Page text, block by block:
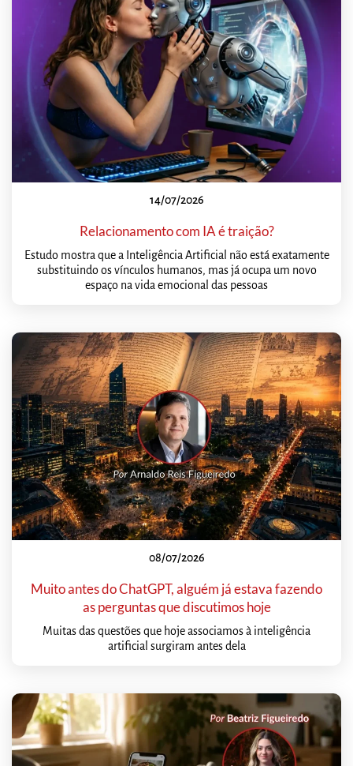
14/07/2026
Relacionamento com IA é traição?
Estudo mostra que a Inteligência Artificial não está exatamente
substituindo os vínculos humanos, mas já ocupa um novo
espaço na vida emocional das pessoas
08/07/2026
Muito antes do ChatGPT, alguém já estava fazendo
as perguntas que discutimos hoje
Muitas das questões que hoje associamos à inteligência
artificial surgiram antes dela